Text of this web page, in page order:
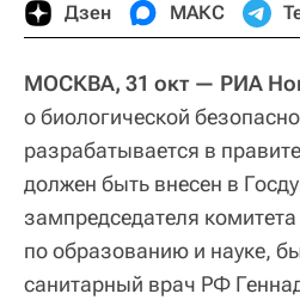
Дзен МАКС
МОСКВА, 31 окт — РИА
о биологической
разрабатывается в
должен быть внесен в
зампредседателя
по образованию и науке,
санитарный врач РФ